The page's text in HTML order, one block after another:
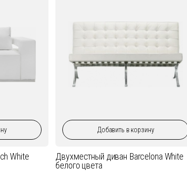
White
Добавить в корзину
Двухместный диван Barcelona White
белого цвета